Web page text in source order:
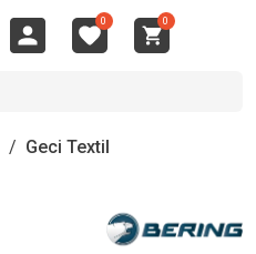
0 0
/ Geci Textil